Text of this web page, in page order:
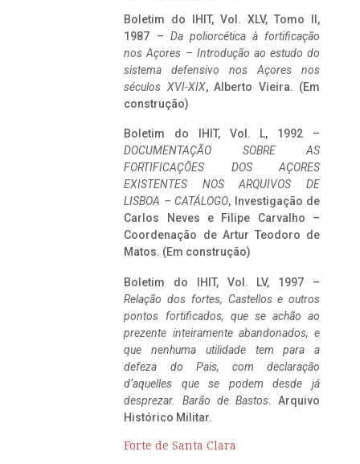
Boletim do IHIT, Vol. XLV, Tomo II,
1987 – Da poliorcética à fortificação
nos Açores – Introdução ao estudo do
sistema defensivo nos Açores nos
séculos XVI-XIX, Alberto Vieira. (Em
construção)
Boletim do IHIT, Vol. L, 1992 –
DOCUMENTAÇÃO SOBRE AS
FORTIFICAÇÕES DOS AÇORES
EXISTENTES NOS ARQUIVOS DE
LISBOA – CATÁLOGO, Investigação de
Carlos Neves e Filipe Carvalho –
Coordenação de Artur Teodoro de
Matos. (Em construção)
Boletim do IHIT, Vol. LV, 1997 –
Relação dos fortes, Castellos e outros
pontos fortificados, que se achão ao
prezente inteiramente abandonados, e
que nenhuma utilidade tem para a
defeza do Pais, com declaração
d’aquelles que se podem desde já
desprezar. Barão de Bastos. Arquivo
Histórico Militar.
Forte de Santa Clara